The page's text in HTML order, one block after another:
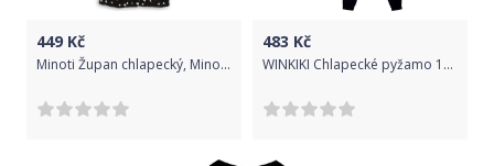
449 Kč
Minoti Župan chlapecký, Minoti, SNUGGLE 4, černá - 98/104
483 Kč
WINKIKI Chlapecké pyžamo 152 šedá/černá